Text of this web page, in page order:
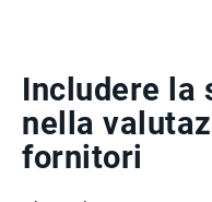
Includere la
nella
fornitori